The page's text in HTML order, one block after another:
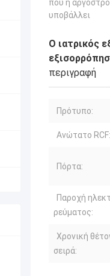
που η
υποβάλλει
Ο ιατρικός
περιγραφή
Πρότυπο:
Ανώτατο RCF:
Πόρτα:
Παροχή
ρεύματος:
Χρονική
σειρά: